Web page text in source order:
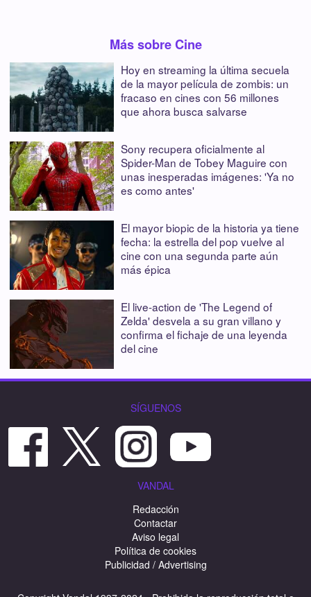
Más sobre Cine
Hoy en streaming la última secuela
de la mayor película de zombis: un
fracaso en cines con 56 millones
que ahora busca salvarse
Sony recupera oficialmente al
Spider-Man de Tobey Maguire con
unas inesperadas imágenes: 'Ya no
es como antes'
El mayor biopic de la historia ya tiene
fecha: la estrella del pop vuelve al
cine con una segunda parte aún
más épica
El live-action de 'The Legend of
Zelda' desvela a su gran villano y
confirma el fichaje de una leyenda
del cine
SÍGUENOS
VANDAL
Redacción
Contactar
Aviso legal
Política de cookies
Publicidad / Advertising